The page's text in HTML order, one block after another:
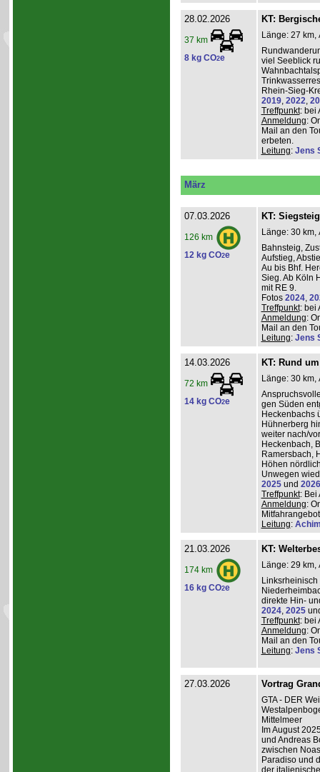
28.02.2026
37 km
8 kg CO2e
KT:
Länge: 27 km,
viel Seeblick
Rhein-Sieg-
2019, 2022,
Treffpunkt: bei
Anmeldung:
Mail an den
erbeten.
Leitung: Jens
März
07.03.2026
126 km
12 kg CO2e
KT: Siegsteig
Länge: 30 km,
Bahnsteig,
Aufstieg,
Au bis Bhf.
Sieg. Ab Köln
mit RE 9.
Fotos 2024,
Treffpunkt: bei
Anmeldung:
Mail an den
Leitung: Jens
14.03.2026
72 km
14 kg CO2e
KT: Rund
Länge: 30 km,
gen Süden
Heckenbachs
Hühnerberg
weiter nach/
Heckenbach,
Ramersbach,
Höhen
Unwegen
2025und 2026
Treffpunkt: Bei
Anmeldung:
Leitung:
21.03.2026
174 km
16 kg CO2e
KT:
Länge: 29 km,
direkte Hin-
2024, 2025
Treffpunkt: bei
Anmeldung:
Mail an den
Leitung: Jens
27.03.2026 Vortrag
GTA - DER
Mittelmeer
Im August
und Andreas
zwischen
Paradiso und
der